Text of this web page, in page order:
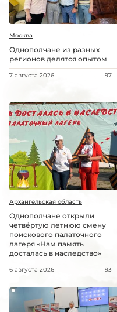
Москва
Однополчане из разных
регионов делятся опытом
7 августа 2026 97
Архангельская область
Однополчане открыли
четвёртую летнюю смену
поискового палаточного
лагеря «Нам память
досталась в наследство»
6 августа 2026 93